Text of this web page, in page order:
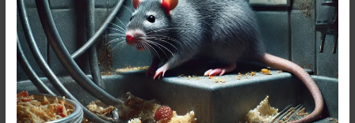
الأقرب
اليك